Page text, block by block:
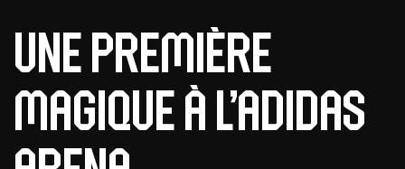
Une première
magique à l’adidas